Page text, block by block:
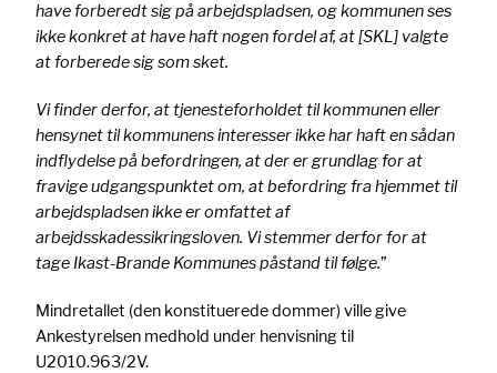
have forberedt sig på arbejdspladsen, og kommunen ses
ikke konkret at have haft nogen fordel af, at [SKL] valgte
at forberede sig som sket.
Vi finder derfor, at tjenesteforholdet til kommunen eller
hensynet til kommunens interesser ikke har haft en sådan
indflydelse på befordringen, at der er grundlag for at
fravige udgangspunktet om, at befordring fra hjemmet til
arbejdspladsen ikke er omfattet af
arbejdsskadessikringsloven. Vi stemmer derfor for at
tage Ikast-Brande Kommunes påstand til følge.”
Mindretallet (den konstituerede dommer) ville give
Ankestyrelsen medhold under henvisning til
U2010.963/2V.